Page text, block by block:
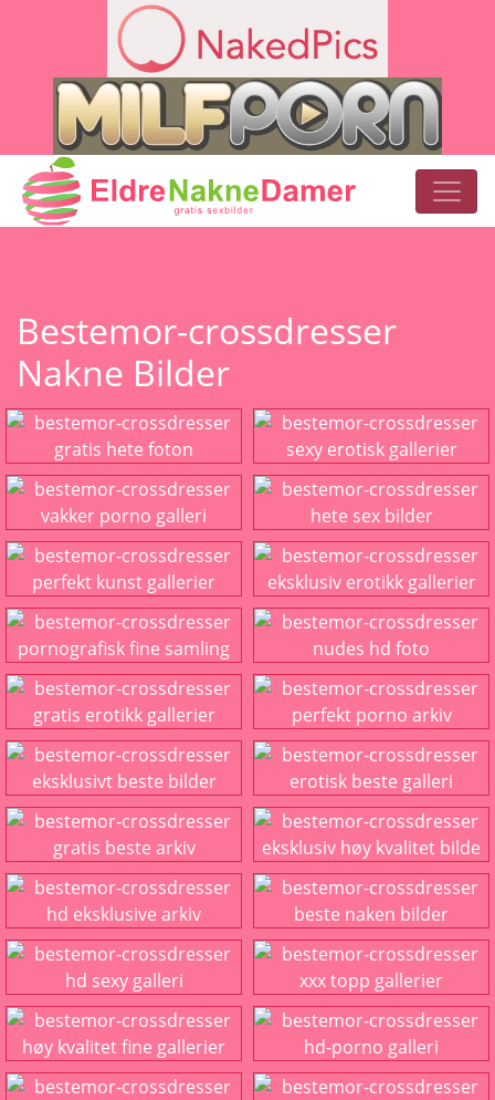
Bestemor-crossdresser
Nakne Bilder